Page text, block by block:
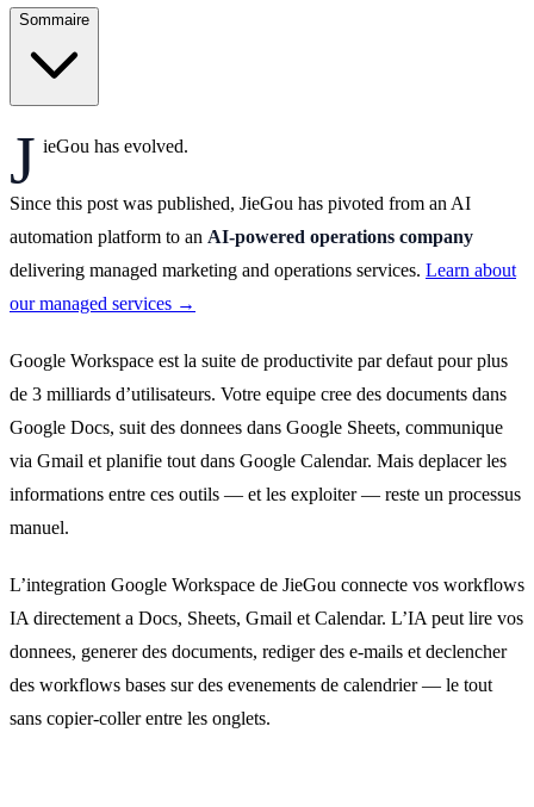
Sommaire
J ieGou has evolved.
Since this post was published, JieGou has pivoted from an AI
automation platform to an AI-powered operations company
delivering managed marketing and operations services. Learn about
our managed services →
Google Workspace est la suite de productivite par defaut pour plus
de 3 milliards d’utilisateurs. Votre equipe cree des documents dans
Google Docs, suit des donnees dans Google Sheets, communique
via Gmail et planifie tout dans Google Calendar. Mais deplacer les
informations entre ces outils — et les exploiter — reste un processus
manuel.
L’integration Google Workspace de JieGou connecte vos workflows
IA directement a Docs, Sheets, Gmail et Calendar. L’IA peut lire vos
donnees, generer des documents, rediger des e-mails et declencher
des workflows bases sur des evenements de calendrier — le tout
sans copier-coller entre les onglets.